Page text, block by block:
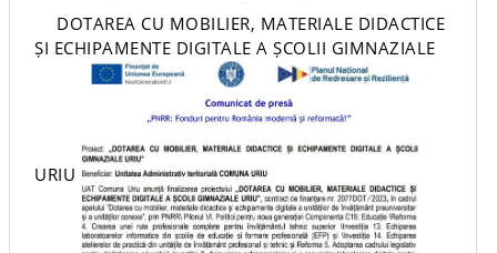
DOTAREA CU MOBILIER, MATERIALE DIDACTICE
ȘI ECHIPAMENTE DIGITALE A ȘCOLII GIMNAZIALE
URIU